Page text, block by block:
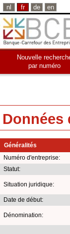
nl fr de en
Nouvelle
par numéro
Données
Généralités
Numéro d'entreprise:
Statut:
Situation juridique:
Date de début:
Dénomination: